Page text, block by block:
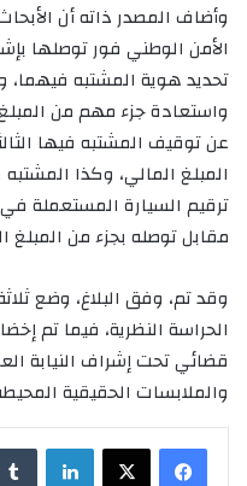
وأضاف المصدر ذاته أن
الأمن الوطني فور توصلها
تحديد هوية المشتبه
واستعادة جزء مهم من
عن توقيف المشتبه فيها
المبلغ المالي، وكذا
ترقيم السيارة المستعملة
مقابل توصله بجزء من المبلغ
وقد تم، وفق البلاغ، وضع
الحراسة النظرية، فيما تم
قضائي تحت إشراف النيابة
والملابسات الحقيقية
لينكدإن